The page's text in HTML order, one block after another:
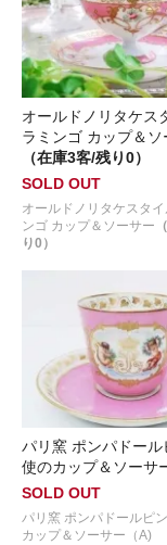
オールドノリタケス
ラミンゴ カップ＆ソ
（在庫3客/残り0）
SOLD OUT
オールドノリタケスタイ
ンゴ カップ＆ソーサー
り0）
パリ窯 ポンパドール
使のカップ＆ソーサ
SOLD OUT
パリ窯 ポンパドールピ
カップ＆ソーサー（A)